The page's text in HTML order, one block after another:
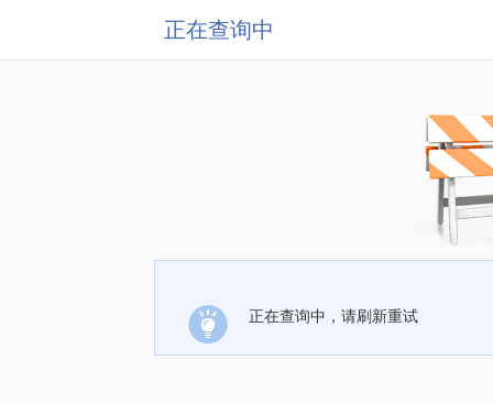
正在查询中
正在查询中，请刷新重试